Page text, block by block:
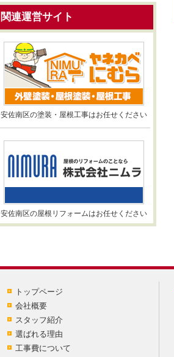
関連運営サイト
安佐南区の塗装・屋根工事はお任せください
安佐南区の屋根リフォームはお任せください
トップページ
会社概要
スタッフ紹介
選ばれる理由
工事費について